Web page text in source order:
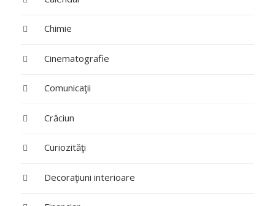
Chimie
Cinematografie
Comunicaţii
Crăciun
Curiozităţi
Decoraţiuni interioare